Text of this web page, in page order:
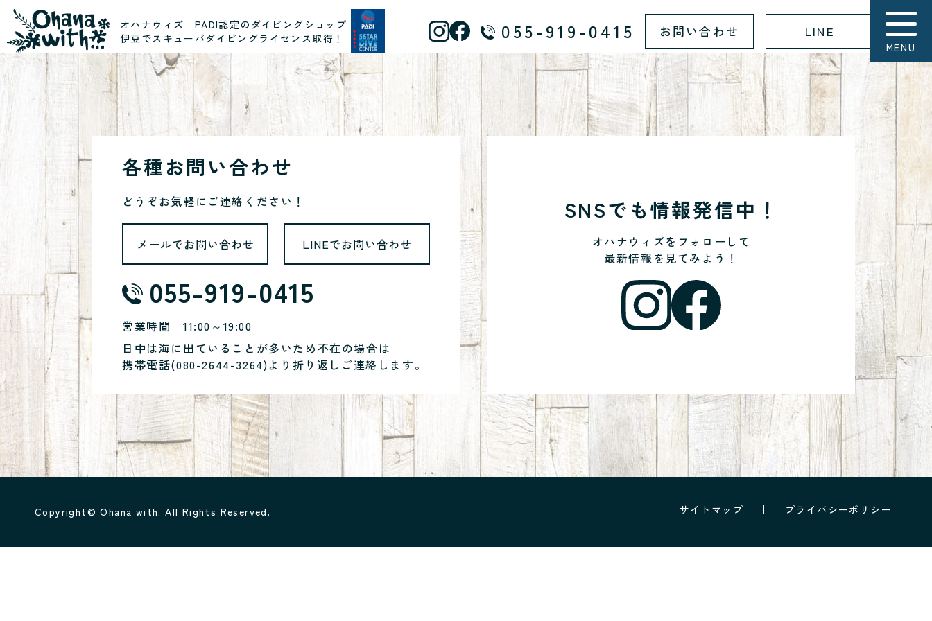
オハナウィズ｜PADI認定のダイビングショップ
伊豆でスキューバダイビングライセンス取得！
055-919-0415 お問い合わせ LINE
MENU
各種お問い合わせ
どうぞお気軽にご連絡ください！
メールでお問い合わせ LINEでお問い合わせ
055-919-0415
営業時間 11:00～19:00
日中は海に出ていることが多いため不在の場合は
携帯電話(080-2644-3264)より折り返しご連絡します。
SNSでも情報発信中！
オハナウィズをフォローして
最新情報を見てみよう！
サイトマップ プライバシーポリシー
Copyright© Ohana with. All Rights Reserved.